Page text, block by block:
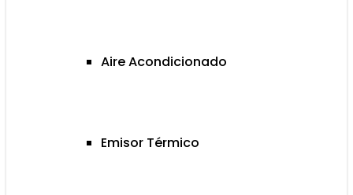
Aire Acondicionado
Emisor Térmico